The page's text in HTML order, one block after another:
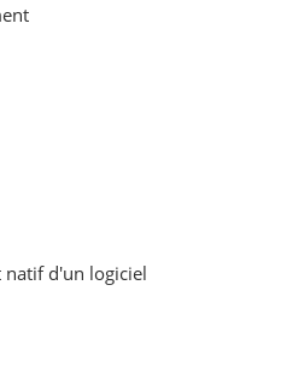
natif d'un logiciel